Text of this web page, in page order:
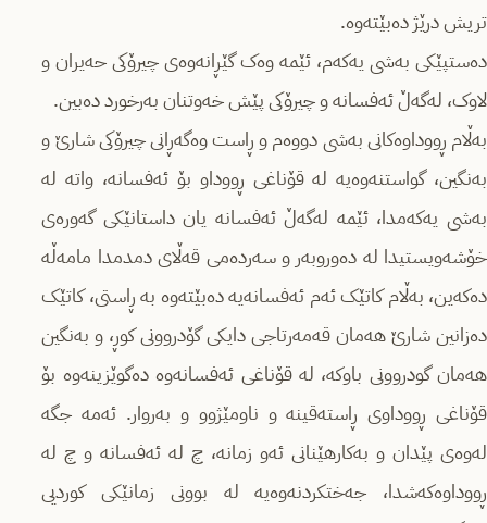
تریش درێژ دەبێتەوە.
دەستپێکی بەشی یەکەم، ئێمە وەک گێڕانەوەی چیرۆکی حەیران و
لاوک، لەگەڵ ئەفسانە و چیرۆکی پێش خەوتنان بەرخورد دەبین.
بەڵام ڕووداوەکانی بەشی دووەم و ڕاست وەگەڕانی چیرۆکی شارێ و
بەنگین، گواستنەوەیە لە قۆناغی ڕووداو بۆ ئەفسانە، واتە لە
بەشی یەکەمدا، ئێمە لەگەڵ ئەفسانە یان داستانێکی گەورەی
خۆشەویستیدا لە دەوروبەر و سەردەمی قەڵای دمدمدا مامەڵە
دەکەین، بەڵام کاتێک ئەم ئەفسانەیە دەبێتەوە بە ڕاستی، کاتێک
دەزانین شارێ هەمان قەمەرتاجی دایکی گۆدروونی کوڕ، و بەنگین
هەمان گودروونی باوکە، لە قۆناغی ئەفسانەوە دەگوێزینەوە بۆ
قۆناغی ڕووداوی ڕاستەقینە و ناومێژوو و بەروار. ئەمە جگە
لەوەی پێدان و بەکارهێنانی ئەو زمانە، چ لە ئەفسانە و چ لە
ڕووداوەکەشدا، جەختکردنەوەیە لە بوونی زمانێکی کوردیی